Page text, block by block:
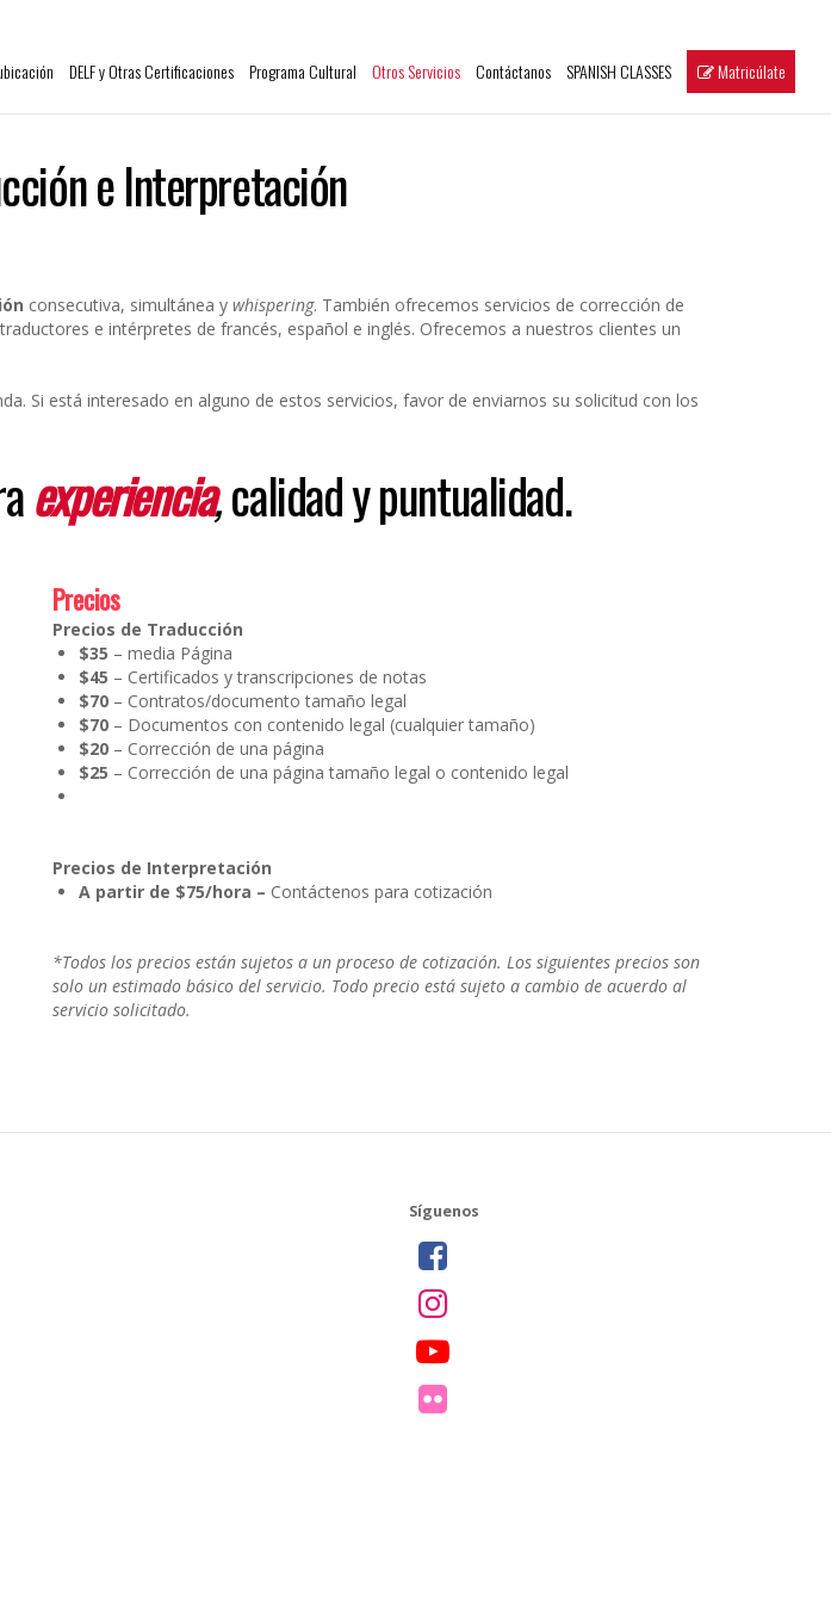
DELF y Otras Certificaciones Programa Cultural Otros Servicios Contáctanos SPANISH CLASSES Matricúlate
e Interpretación
consecutiva, simultánea y whispering. También ofrecemos servicios de corrección de
e intérpretes de francés, español e inglés. Ofrecemos a nuestros clientes un
Si está interesado en alguno de estos servicios, favor de enviarnos su solicitud con los
experiencia,calidad y puntualidad.
Precios
Precios de Traducción
$35 – media Página
$45 – Certificados y transcripciones de notas
$70– Contratos/documento tamaño legal
$70– Documentos con contenido legal (cualquier tamaño)
$20– Corrección de una página
$25 – Corrección de una página tamaño legal o contenido legal
Precios de Interpretación
A partir de $75/hora – Contáctenos para cotización
*Todos los precios están sujetos a un proceso de cotización. Los siguientes precios son
solo un estimado básico del servicio. Todo precio está sujeto a cambio de acuerdo al
servicio solicitado.
Síguenos